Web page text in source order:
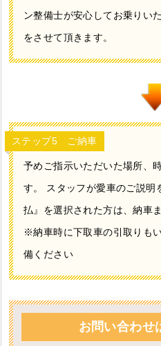
ン整備士が安心してお乗りい
をさせて頂きます。
ステップ5 ご納車
予めご指示いただいた場所、
す。 スタッフが愛車のご説
払』を選択された方は、納車
※納車時に下取車の引取りも
備ください
お問い合わせ